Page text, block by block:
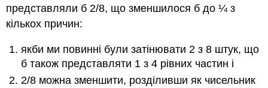
представляли б 2/8, що зменшилося б до ¼ з
кількох причин:
якби ми повинні були затінювати 2 з 8 штук, що
б також представляти 1 з 4 рівних частин і
2/8 можна зменшити, розділивши як чисельник